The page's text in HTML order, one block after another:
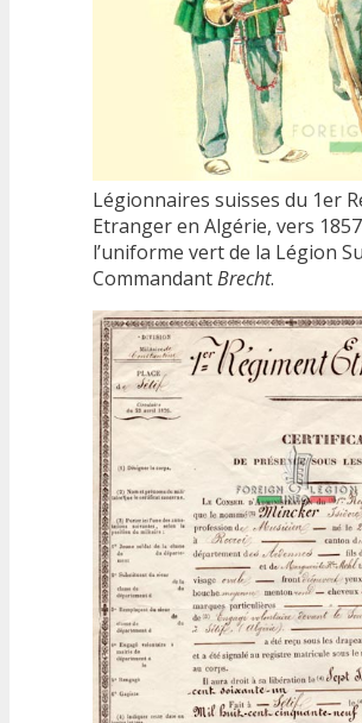
Légionnaires suisses du 1er
Etranger en Algérie, vers
l’uniforme vert de la Légion
CommandantBrecht.